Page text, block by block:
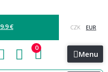
€
Menu
0